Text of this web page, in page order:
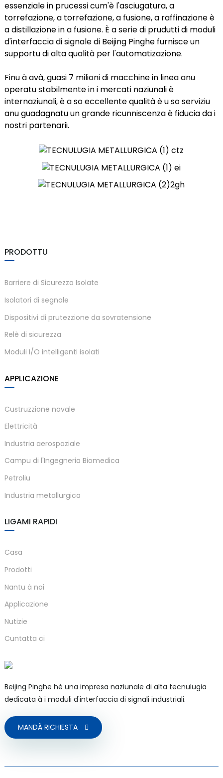
essenziale in prucessi cum'è l'asciugatura, a
torrefazione, a torrefazione, a fusione, a raffinazione è
a distillazione in a fusione. È a serie di prudutti di moduli
d'interfaccia di signale di Beijing Pinghe furnisce un
supportu di alta qualità per l'automatizazione.
Finu à avà, guasi 7 milioni di macchine in linea anu
operatu stabilmente in i mercati naziunali è
internaziunali, è a so eccellente qualità è u so serviziu
anu guadagnatu un grande ricunniscenza è fiducia da i
nostri partenarii.
PRODOTTU
Barriere di Sicurezza Isolate
Isolatori di segnale
Dispositivi di prutezzione da sovratensione
Relè di sicurezza
Moduli I/O intelligenti isolati
APPLICAZIONE
Custruzzione navale
Elettricità
Industria aerospaziale
Campu di l'Ingegneria Biomedica
Petroliu
Industria metallurgica
LIGAMI RAPIDI
Casa
Prodotti
Nantu à noi
Applicazione
Nutizie
Cuntatta ci
Beijing Pinghe hè una impresa naziunale di alta tecnulugia
dedicata à i moduli d'interfaccia di signali industriali.
MANDÀ RICHIESTA